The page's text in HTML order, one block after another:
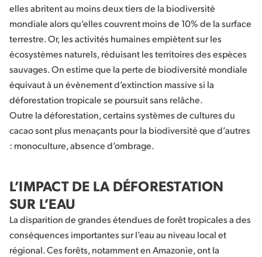
elles abritent au moins deux tiers de la biodiversité
mondiale alors qu’elles couvrent moins de 10% de la surface
terrestre. Or, les activités humaines empiètent sur les
écosystèmes naturels, réduisant les territoires des espèces
sauvages. On estime que la perte de biodiversité mondiale
équivaut à un évènement d’extinction massive si la
déforestation tropicale se poursuit sans relâche.
Outre la déforestation, certains systèmes de cultures du
cacao sont plus menaçants pour la biodiversité que d’autres
: monoculture, absence d’ombrage.
L’IMPACT DE LA DÉFORESTATION
SUR L’EAU
La disparition de grandes étendues de forêt tropicales a des
conséquences importantes sur l’eau au niveau local et
régional. Ces forêts, notamment en Amazonie, ont la